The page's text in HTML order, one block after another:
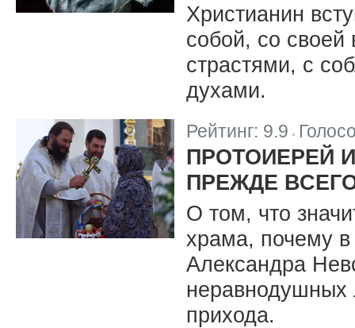
Христианин
собой, со своей
страстями, с
духами.
Рейтинг: 9.9 |
ПРОТОИЕРЕЙ
ПРЕЖДЕ
О том, что
храма, почему
Александра
неравнодушных
прихода.